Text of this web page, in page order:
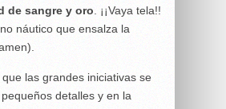
de sangre y oro . ¡¡Vaya tela!!
náutico que ensalza la
las grandes iniciativas se
detalles y en la